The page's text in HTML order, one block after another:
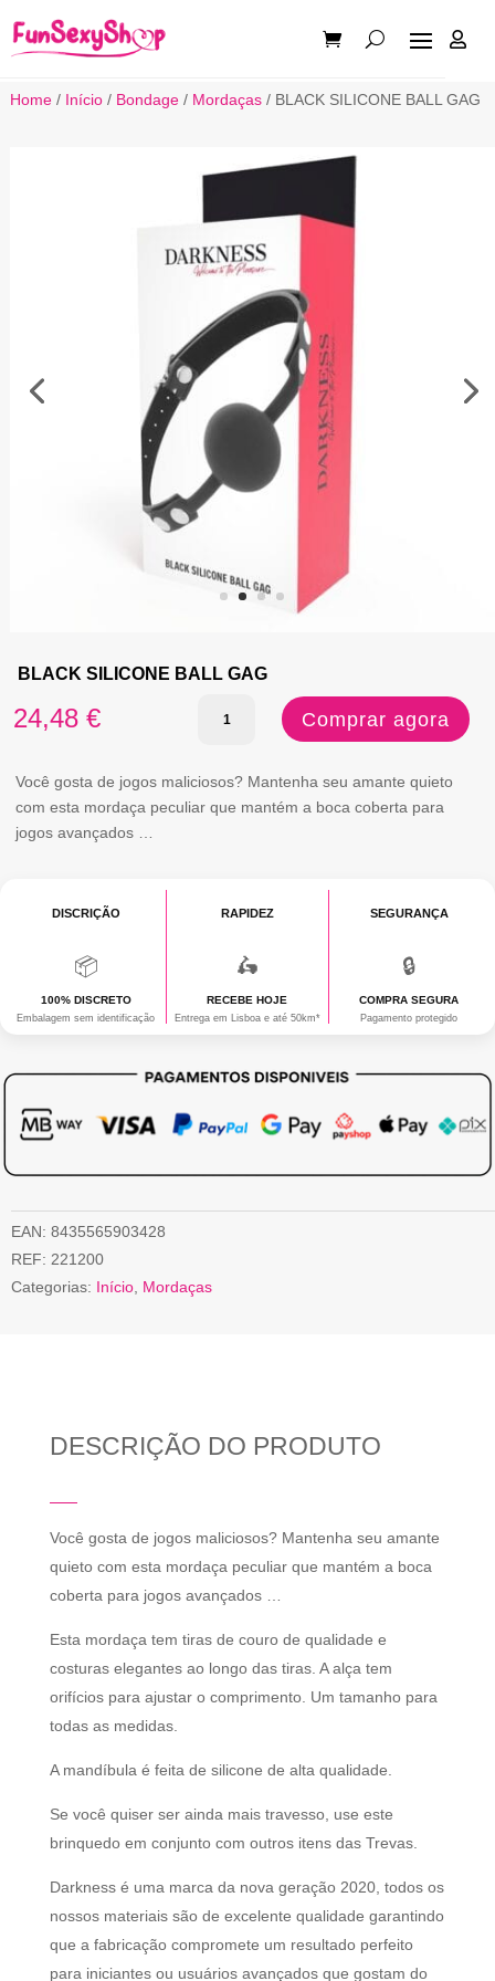

Home/ Início/ Bondage/ Mordaças/ BLACK SILICONE BALL GAG
BLACK SILICONE BALL GAG
24,48 €
Quantidade
BLACK
SILICONE
Comprar agora
Você gosta de jogos maliciosos? Mantenha seu amante quieto
com esta mordaça peculiar que mantém a boca coberta para
jogos avançados …
DISCRIÇÃO
📦
100% DISCRETO
Embalagem sem identificação
RAPIDEZ
🛵
RECEBE HOJE
Entrega em Lisboa e até 50km*
SEGURANÇA
🔒
COMPRA SEGURA
Pagamento protegido
EAN: 8435565903428
REF: 221200
Categorias: Início Mordaças
DESCRIÇÃO DO PRODUTO
Você gosta de jogos maliciosos? Mantenha seu amante
quieto com esta mordaça peculiar que mantém a boca
coberta para jogos avançados …
Esta mordaça tem tiras de couro de qualidade e
costuras elegantes ao longo das tiras. A alça tem
orifícios para ajustar o comprimento. Um tamanho para
todas as medidas.
A mandíbula é feita de silicone de alta qualidade.
Se você quiser ser ainda mais travesso, use este
brinquedo em conjunto com outros itens das Trevas.
Darkness é uma marca da nova geração 2020, todos os
nossos materiais são de excelente qualidade garantindo
que a fabricação compromete um resultado perfeito
para iniciantes ou usuários avançados que gostam do